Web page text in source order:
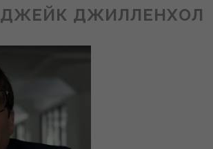
ДЖЕЙК ДЖИЛЛЕНХОЛ